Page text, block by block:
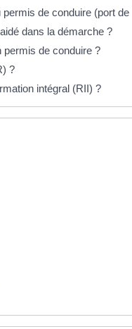
de conduire (port de
dans la démarche ?
permis de conduire ?
?
intégral (RII) ?